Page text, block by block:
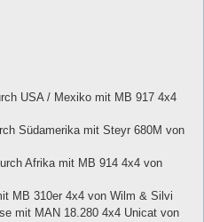
USA / Mexiko mit MB 917 4x4
Südamerika mit Steyr 680M von
Afrika mit MB 914 4x4 von
MB 310er 4x4 von Wilm & Silvi
mit MAN 18.280 4x4 Unicat von